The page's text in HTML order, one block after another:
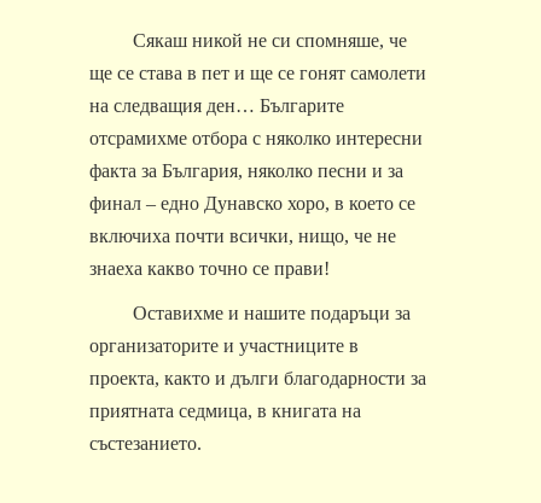
Сякаш никой не си спомняше, че
ще се става в пет и ще се гонят самолети
на следващия ден… Българите
отсрамихме отбора с няколко интересни
факта за България, няколко песни и за
финал – едно Дунавско хоро, в което се
включиха почти всички, нищо, че не
знаеха какво точно се прави!
Оставихме и нашите подаръци за
организаторите и участниците в
проекта, както и дълги благодарности за
приятната седмица, в книгата на
състезанието.